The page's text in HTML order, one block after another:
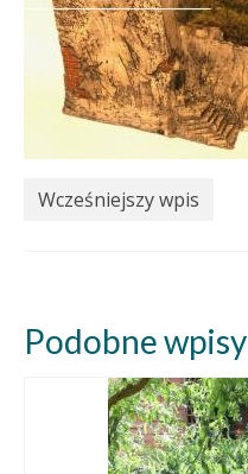
Wcześniejszy wpis
Podobne wpisy